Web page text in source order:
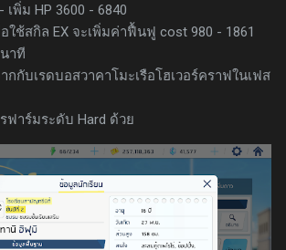
พิ่ม HP 3600 - 6840
ใช้สกิล EX จะเพิ่มค่าฟื้นฟู cost 980 - 1861
าที
กกับเรดบอสวาคาโมะเรือโฮเวอร์คราฟในเฟส
ฟาร์มระดับ Hard ด้วย